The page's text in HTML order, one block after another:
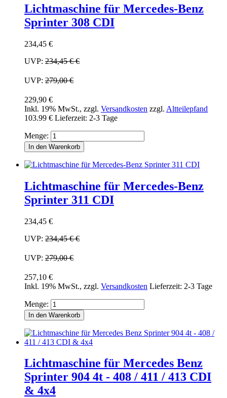
Lichtmaschine für Mercedes-Benz
Sprinter 308 CDI
234,45 €
UVP: 234,45 €€
UVP: 279,00 €
229,90 €
Inkl. 19% MwSt., zzgl. Versandkosten zzgl. Altteilepfand
103.99 € Lieferzeit: 2-3 Tage
Menge:
In den Warenkorb
Lichtmaschine für Mercedes-Benz
Sprinter 311 CDI
234,45 €
UVP: 234,45 €€
UVP: 279,00 €
257,10 €
Inkl. 19% MwSt., zzgl. Versandkosten Lieferzeit: 2-3 Tage
Menge:
In den Warenkorb
Lichtmaschine für Mercedes Benz
Sprinter 904 4t - 408 / 411 / 413 CDI
& 4x4